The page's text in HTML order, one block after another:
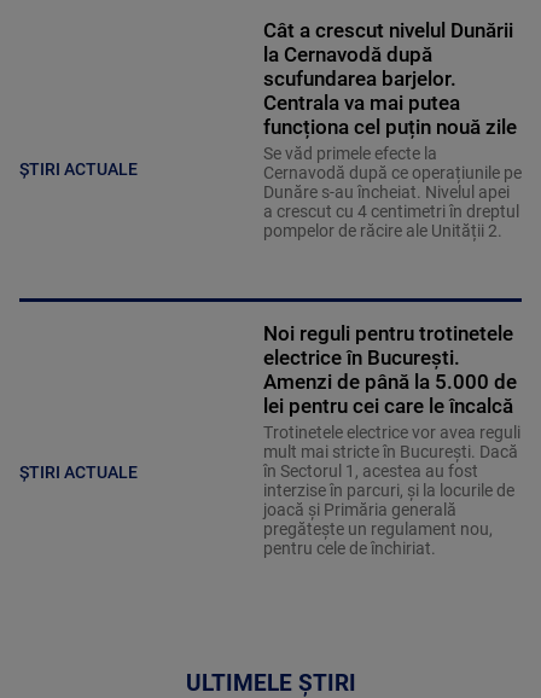
ȘTIRI ACTUALE
Cât a crescut nivelul Dunării
la Cernavodă după
scufundarea barjelor.
Centrala va mai putea
funcționa cel puțin nouă zile
Se văd primele efecte la
Cernavodă după ce operațiunile pe
Dunăre s-au încheiat. Nivelul apei
a crescut cu 4 centimetri în dreptul
pompelor de răcire ale Unității 2.
ȘTIRI ACTUALE
Noi reguli pentru trotinetele
electrice în București.
Amenzi de până la 5.000 de
lei pentru cei care le încalcă
Trotinetele electrice vor avea reguli
mult mai stricte în București. Dacă
în Sectorul 1, acestea au fost
interzise în parcuri, și la locurile de
joacă și Primăria generală
pregătește un regulament nou,
pentru cele de închiriat.
ULTIMELE ȘTIRI